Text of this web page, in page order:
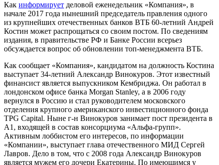
Как информирует деловой еженедельник «Компания», в
начале 2017 года нынешний председатель правления одного
из крупнейших отечественных банков ВТБ 60-летний Андрей
Костин может распрощаться со своим постом. По сведениям
издания, в правительстве РФ и Банке России всерьез
обсуждается вопрос об обновлении топ-менеджмента ВТБ.
Как сообщает «Компания», кандидатом на должность Костина
выступает 34-летний Александр Винокуров. Этот известный
финансист является выпускником Кембриджа. Он работал в
лондонском офисе банка Morgan Stanley, а в 2006 году
вернулся в Россию и стал руководителем московского
отделения крупного американского инвестиционного фонда
TPG Capital. Ныне г-н Винокуров занимает пост президента в
A1, входящей в состав консорциума «Альфа-групп».
Активным лоббистом его интересов, по информации
«Компании», выступает глава отечественного МИД Сергей
Лавров. Дело в том, что с 2008 года Александр Винокуров
является мужем его дочери Екатерины. По имеющимся у